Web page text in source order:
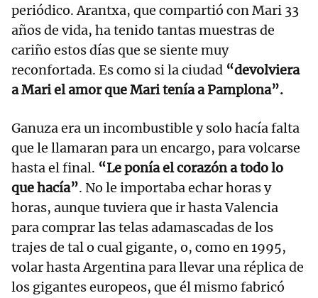
periódico. Arantxa, que compartió con Mari 33
años de vida, ha tenido tantas muestras de
cariño estos días que se siente muy
reconfortada. Es como si la ciudad “devolviera
a Mari el amor que Mari tenía a Pamplona”.
Ganuza era un incombustible y solo hacía falta
que le llamaran para un encargo, para volcarse
hasta el final. “Le ponía el corazón a todo lo
que hacía”. No le importaba echar horas y
horas, aunque tuviera que ir hasta Valencia
para comprar las telas adamascadas de los
trajes de tal o cual gigante, o, como en 1995,
volar hasta Argentina para llevar una réplica de
los gigantes europeos, que él mismo fabricó